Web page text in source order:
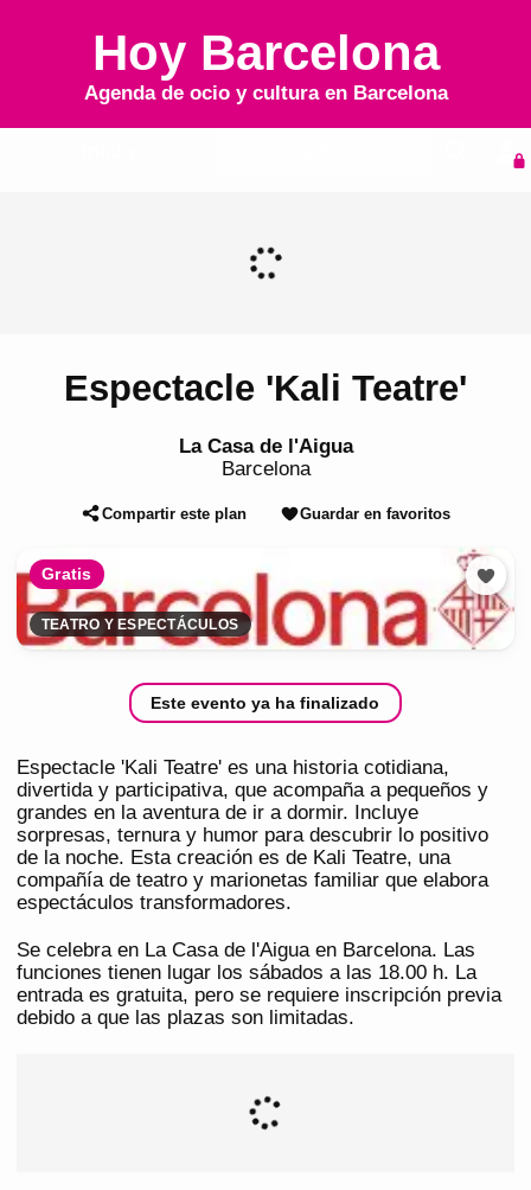
Hoy Barcelona
Agenda de ocio y cultura en Barcelona
Espectacle 'Kali Teatre'
La Casa de l'Aigua
Barcelona
Compartir este plan Guardar en favoritos
Gratis
TEATRO Y ESPECTÁCULOS
Este evento ya ha finalizado
Espectacle 'Kali Teatre' es una historia cotidiana,
divertida y participativa, que acompaña a pequeños y
grandes en la aventura de ir a dormir. Incluye
sorpresas, ternura y humor para descubrir lo positivo
de la noche. Esta creación es de Kali Teatre, una
compañía de teatro y marionetas familiar que elabora
espectáculos transformadores.
Se celebra en La Casa de l'Aigua en Barcelona. Las
funciones tienen lugar los sábados a las 18.00 h. La
entrada es gratuita, pero se requiere inscripción previa
debido a que las plazas son limitadas.